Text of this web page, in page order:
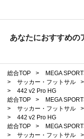
あなたにおすすめの
総合TOP > MEGA
>
サッカー・フットサル >
>
442 v2 Pro HG
総合TOP
> MEGA
>
サッカー・フットサル >
>
442 v2 Pro HG
総合TOP
> MEGA
>
サッカー・フットサル >